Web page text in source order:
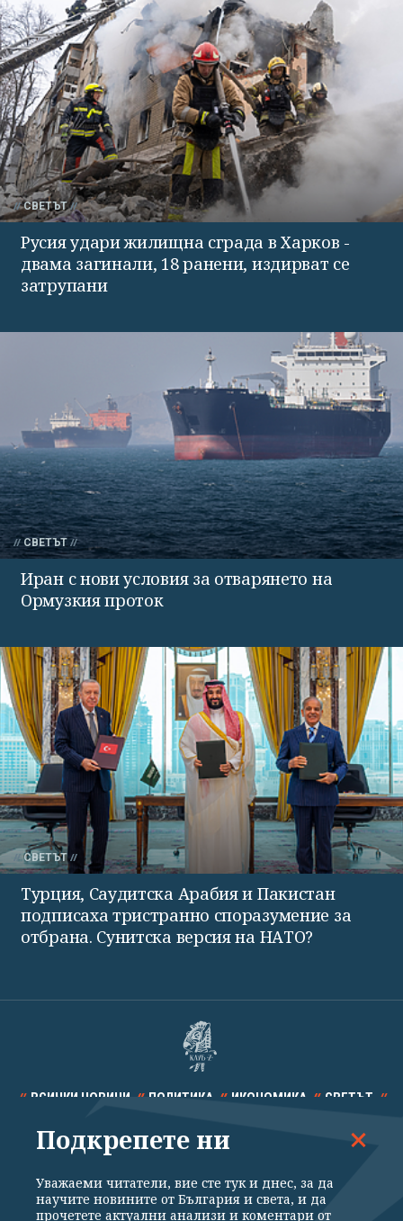
СВЕТЪТ
Русия удари жилищна сграда в Харков -
двама загинали, 18 ранени, издирват се
затрупани
СВЕТЪТ
Иран с нови условия за отварянето на
Ормузкия проток
СВЕТЪТ
Турция, Саудитска Арабия и Пакистан
подписаха тристранно споразумение за
отбрана. Сунитска версия на НАТО?
ВСИЧКИ НОВИНИ ПОЛИТИКА ИКОНОМИКА СВЕТЪТ
СПОРТ КУЛТУРА ТЕХНОЛОГИИ КАЛЕЙДОСКОП
Подкрепете ни
Уважаеми читатели, вие сте тук и днес, за да
научите новините от България и света, и да
прочетете актуални анализи и коментари от